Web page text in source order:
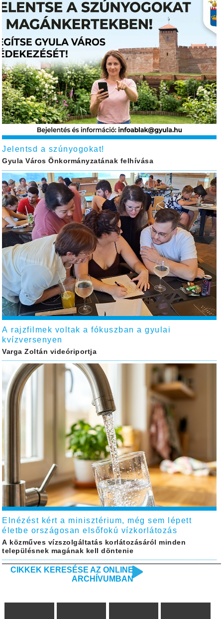
Jelentsd a szúnyogokat!
Gyula Város Önkormányzatának felhívása
A rajzfilmek voltak a fókuszban a gyulai
kvízversenyen
Varga Zoltán videóriportja
Elnézést kért a minisztérium, még sem lépett
életbe országosan elsőfokú vízkorlátozás
A közműves vízszolgáltatás korlátozásáról minden
településnek magának kell döntenie
CIKKEK KERESÉSE AZ ONLINE
ARCHÍVUMBAN